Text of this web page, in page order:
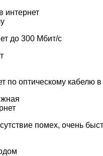
интернет
до 300 Мбит/с
по оптическому кабелю
помех, очень